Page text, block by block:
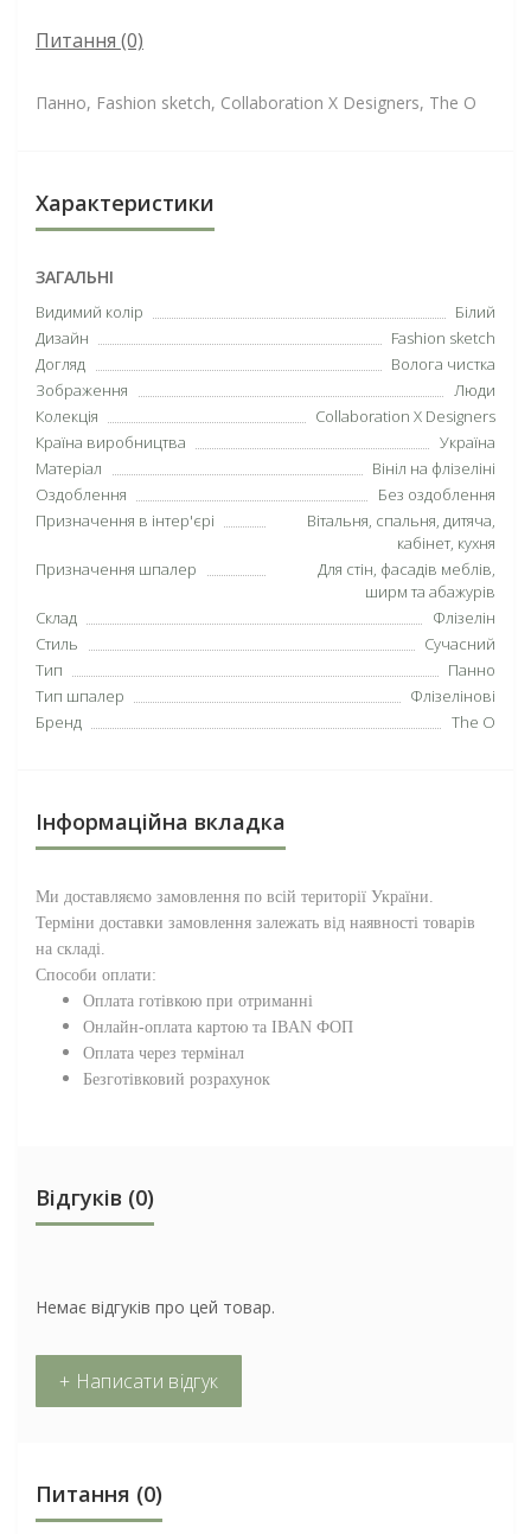
Питання (0)
Панно, Fashion sketch, Collaboration X Designers, The O
Характеристики
ЗАГАЛЬНІ
Видимий колір
Білий
Дизайн
Fashion sketch
Догляд
Волога чистка
Зображення
Люди
Колекція
Collaboration X Designers
Країна виробництва
Україна
Матеріал
Вініл на флізеліні
Оздоблення
Без оздоблення
Призначення в інтер'єрі
Вітальня, спальня, дитяча,
кабінет, кухня
Призначення шпалер
Для стін, фасадів меблів,
ширм та абажурів
Склад
Флізелін
Стиль
Сучасний
Тип
Панно
Тип шпалер
Флізелінові
Бренд
The O
Інформаційна вкладка
Ми доставляємо замовлення по всій території України.
Терміни доставки замовлення залежать від наявності товарів
на складі.
Способи оплати:
Оплата готівкою при отриманні
Онлайн-оплата картою та IBAN ФОП
Оплата через термінал
Безготівковий розрахунок
Відгуків (0)
Немає відгуків про цей товар.
+ Написати відгук
Питання (0)